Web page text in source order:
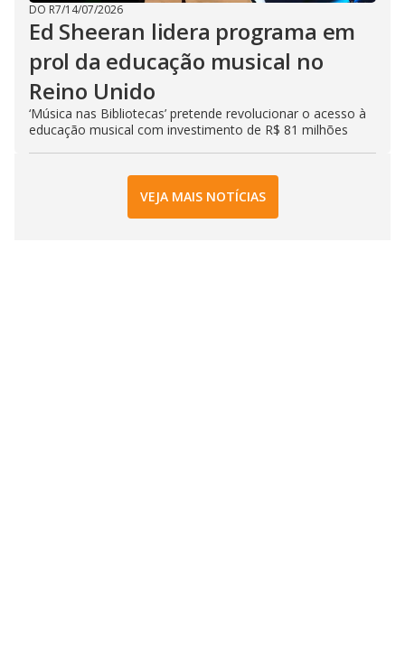
DO R7/14/07/2026
Ed Sheeran lidera programa em
prol da educação musical no
Reino Unido
‘Música nas Bibliotecas’ pretende revolucionar o acesso à
educação musical com investimento de R$ 81 milhões
VEJA MAIS NOTÍCIAS